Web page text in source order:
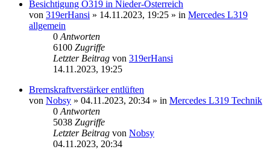
Besichtigung O319 in Nieder-Österreich
von 319erHansi » 14.11.2023, 19:25 » in Mercedes L319
allgemein
0 Antworten
6100 Zugriffe
Letzter Beitrag von 319erHansi
14.11.2023, 19:25
Bremskraftverstärker entlüften
von Nobsy » 04.11.2023, 20:34 » in Mercedes L319 Technik
0 Antworten
5038 Zugriffe
Letzter Beitrag von Nobsy
04.11.2023, 20:34